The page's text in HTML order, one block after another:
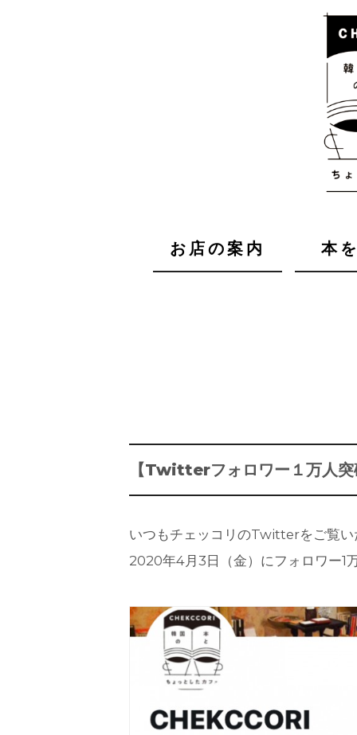
お店の案内 本
【Twitterフォロワー１万人
いつもチェッコリのTwitterをご覧
2020年4月3日（金）にフォロワー1